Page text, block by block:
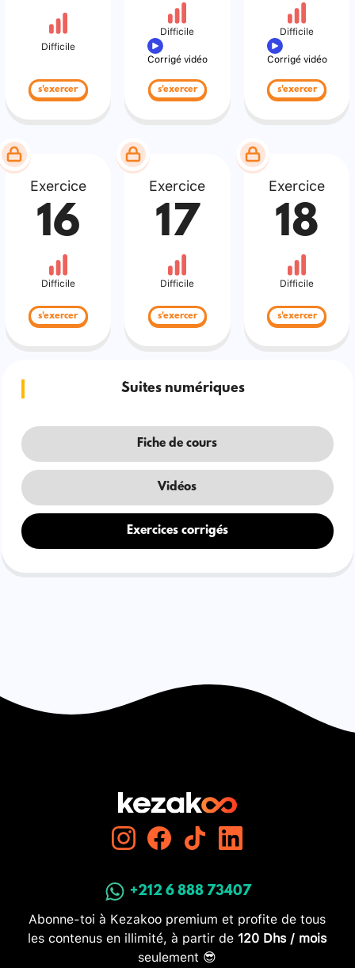
Difficile
s'exercer
Difficile
Corrigé vidéo
s'exercer
Difficile
Corrigé vidéo
s'exercer
Exercice
16
Difficile
s'exercer
Exercice
17
Difficile
s'exercer
Exercice
18
Difficile
s'exercer
Suites numériques
Fiche de cours
Vidéos
Exercices corrigés
+212 6 888 73407
Abonne-toi à Kezakoo premium et profite de tous
les contenus en illimité, à partir de 120 Dhs / mois
seulement 😎